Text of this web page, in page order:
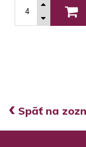
‹ Späť na